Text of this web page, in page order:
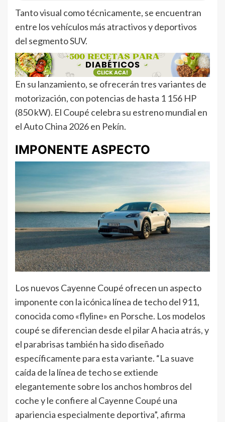
Tanto visual como técnicamente, se encuentran
entre los vehículos más atractivos y deportivos
del segmento SUV.
En su lanzamiento, se ofrecerán tres variantes de
motorización, con potencias de hasta 1 156 HP
(850 kW). El Coupé celebra su estreno mundial en
el Auto China 2026 en Pekín.
IMPONENTE ASPECTO
Los nuevos Cayenne Coupé ofrecen un aspecto
imponente con la icónica línea de techo del 911,
conocida como «flyline» en Porsche. Los modelos
coupé se diferencian desde el pilar A hacia atrás, y
el parabrisas también ha sido diseñado
específicamente para esta variante. “La suave
caída de la línea de techo se extiende
elegantemente sobre los anchos hombros del
coche y le confiere al Cayenne Coupé una
apariencia especialmente deportiva”, afirma